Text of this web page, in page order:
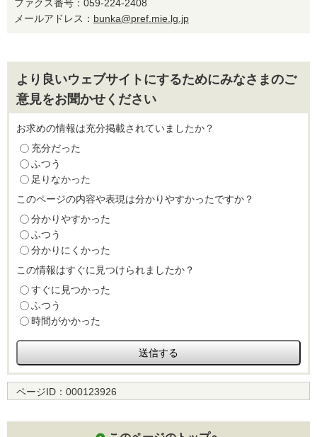
ファクス番号：059-224-2408
メールアドレス： bunka@pref.mie.lg.jp
より良いウェブサイトにするためにみなさまのご
意見をお聞かせください
お求めの情報は充分掲載されていましたか？
充分だった
ふつう
足りなかった
このページの内容や表現は分かりやすかったですか？
分かりやすかった
ふつう
分かりにくかった
この情報はすぐに見つけられましたか？
すぐに見つかった
ふつう
時間がかかった
ページID： 000123926